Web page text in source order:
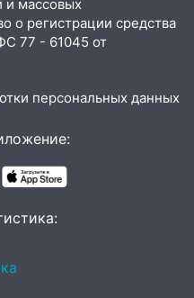
Рылееву
ночью
заброшенных
воду
участников
7 и 8 лет
и Саратовской
и массовых
о регистрации средства
77 - 61045 от
персональных данных